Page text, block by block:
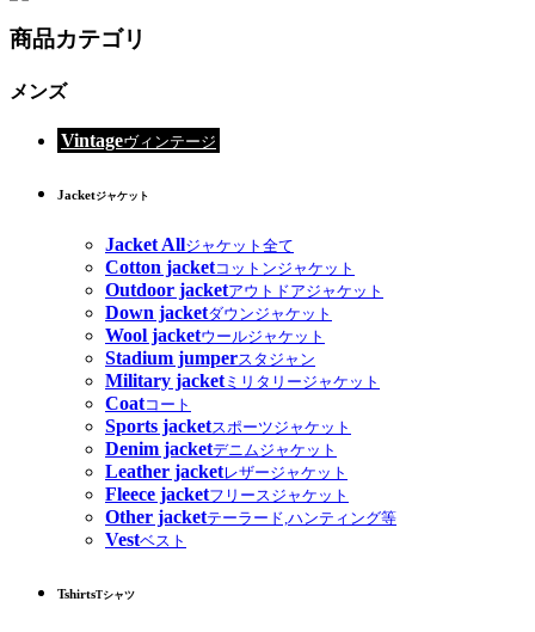
商品カテゴリ
メンズ
Vintageヴィンテージ
Jacketジャケット
Jacket Allジャケット全て
Cotton jacketコットンジャケット
Outdoor jacketアウトドアジャケット
Down jacketダウンジャケット
Wool jacketウールジャケット
Stadium jumperスタジャン
Military jacketミリタリージャケット
Coatコート
Sports jacketスポーツジャケット
Denim jacketデニムジャケット
Leather jacketレザージャケット
Fleece jacketフリースジャケット
Other jacketテーラード,ハンティング等
Vestベスト
TshirtsTシャツ